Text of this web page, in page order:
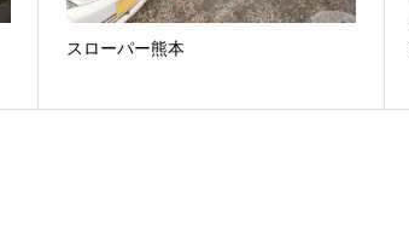
スローパー熊本